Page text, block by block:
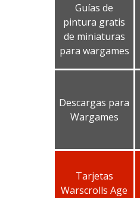
Guías de
pintura gratis
de miniaturas
para wargames
Descargas para
Wargames
Tarjetas
Warscrolls Age